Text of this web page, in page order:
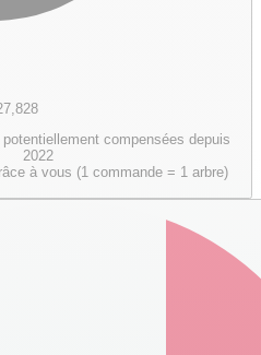
compensées depuis
2022
à vous (1 commande = 1 arbre)